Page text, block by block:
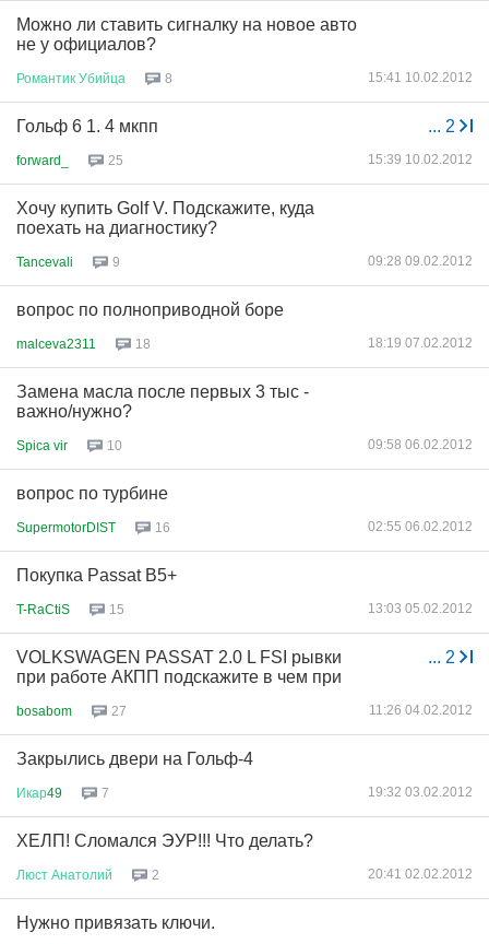
Можно ли ставить сигналку на новое авто
не у официалов?
Романтик Убийца 8 15:41 10.02.2012
... 2
Гольф 6 1. 4 мкпп
forward_ 25 15:39 10.02.2012
Хочу купить Golf V. Подскажите, куда
поехать на диагностику?
Tancevali 9 09:28 09.02.2012
вопрос по полноприводной боре
malceva2311 18 18:19 07.02.2012
Замена масла после первых 3 тыс -
важно/нужно?
Spica vir 10 09:58 06.02.2012
вопрос по турбине
SupermotorDIST 16 02:55 06.02.2012
Покупка Passat B5+
T-RaCtiS 15 13:03 05.02.2012
... 2
VOLKSWAGEN PASSAT 2.0 L FSI рывки
при работе АКПП подскажите в чем при
bosabom 27 11:26 04.02.2012
Закрылись двери на Гольф-4
Икар49 7 19:32 03.02.2012
ХЕЛП! Сломался ЭУР!!! Что делать?
Люст Анатолий 2 20:41 02.02.2012
Нужно привязать ключи.